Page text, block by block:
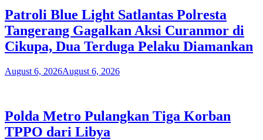
Patroli Blue Light Satlantas Polresta
Tangerang Gagalkan Aksi Curanmor di
Cikupa, Dua Terduga Pelaku Diamankan
August 6, 2026August 6, 2026
Polda Metro Pulangkan Tiga Korban
TPPO dari Libya